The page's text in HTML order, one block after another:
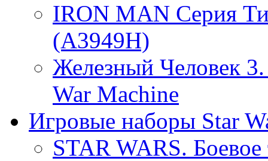
IRON MAN Серия
(A3949H)
Железный Человек
War Machine
Игровые наборы Star
STAR WARS. Боевое